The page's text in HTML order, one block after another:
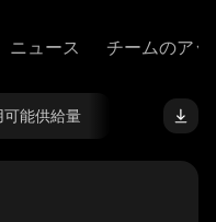
ニュース チームのア
可能供給量